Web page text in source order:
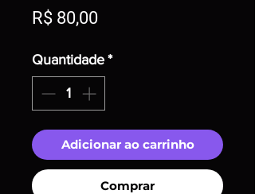
R$ 80,00Preço
Quantidade *
Adicionar ao carrinho
Comprar